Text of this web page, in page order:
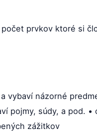
prvkov ktoré si
vybaví názorné
pojmy, súdy, a pod.
zážitkov